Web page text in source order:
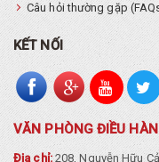
Câu hỏi thường gặp
KẾT NỐI
VĂN PHÒNG ĐIỀU
Địa chỉ:208, Nguyễn Hữu